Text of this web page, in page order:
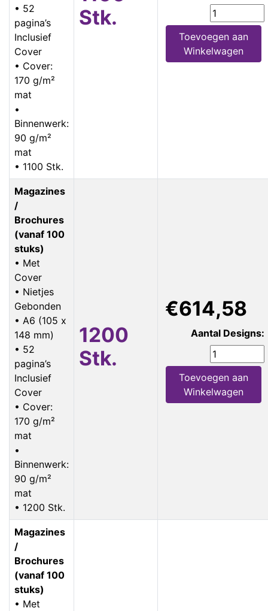
• 52
pagina’s
Inclusief
Cover
• Cover:
170 g/m²
mat
•
Binnenwerk:
90 g/m²
mat
• 1100 Stk.
Stk.
Toevoegen aan
Winkelwagen
Magazines
/
Brochures
(vanaf 100
stuks)
• Met
Cover
• Nietjes
Gebonden
• A6 (105 x
148 mm)
• 52
pagina’s
Inclusief
Cover
• Cover:
170 g/m²
mat
•
Binnenwerk:
90 g/m²
mat
• 1200 Stk.
1200
Stk.
€614,58
Aantal Designs:
Toevoegen aan
Winkelwagen
Magazines
/
Brochures
(vanaf 100
stuks)
• Met